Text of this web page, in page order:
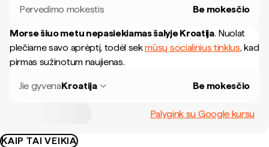
Pervedimo mokestis Be mokesčio
Morse šiuo metu nepasiekiamas šalyjeKroatija. Nuolat
plečiame savo aprėptį, todėl sekmūsų socialinius tinklus, kad
pirmas sužinotum naujienas.
Jie gyvenaKroatija Be mokesčio
Palygink su Google kursu
KAIP TAI VEIKIA